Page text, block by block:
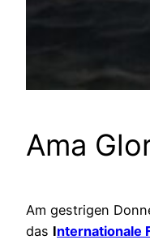
Ama
Am gestrigen
das Internationale